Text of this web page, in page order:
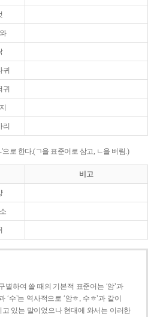
귀
귀
리
로 한다.(ㄱ을 표준어로 삼고, ㄴ을 버림.)
비고
별하여 쓸 때의 기본적 표준어는 ‘암’과
‘수’는 역사적으로 ‘암ㅎ, 수ㅎ’과 같이
고 있는 말이었으나 현대에 와서는 이러한